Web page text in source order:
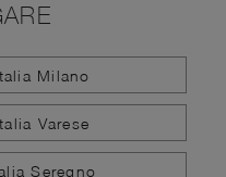
Milano
Varese
Seregno